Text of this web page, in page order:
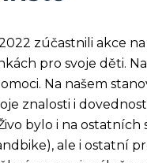
2022 zúčastnili akce
pro svoje děti.
Na našem
znalosti i
bylo i na
ale i ostatní